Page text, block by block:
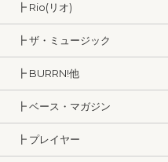
┣ Rio(リオ)
┣ ザ・ミュージック
┣ BURRN!他
┣ ベース・マガジン
┣ プレイヤー